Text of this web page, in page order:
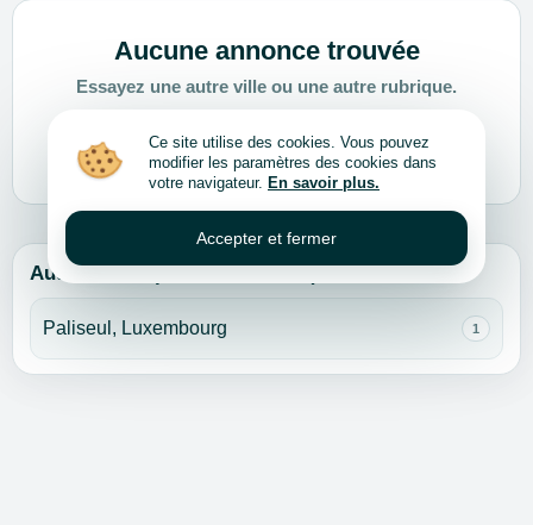
Aucune annonce trouvée
Essayez une autre ville ou une autre rubrique.
Choisir une autre ville ou rubrique
Autres villes pour cette rubrique
Paliseul, Luxembourg 1
Ce site utilise des cookies. Vous pouvez
modifier les paramètres des cookies dans
votre navigateur. En savoir plus.
Accepter et fermer